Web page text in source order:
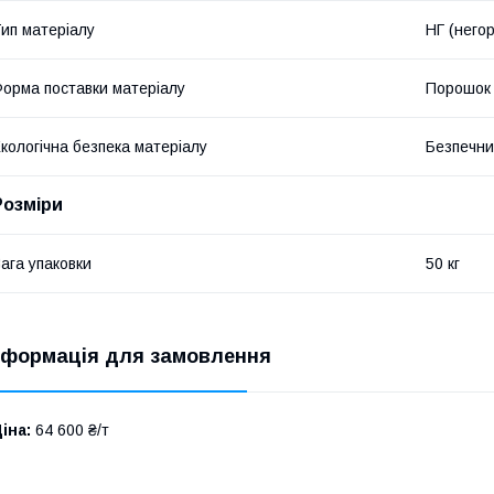
матеріалу НГ
поставки матеріалу Порошок
безпека матеріалу
упаковки 50 кг
для замовлення
64 600 ₴/т